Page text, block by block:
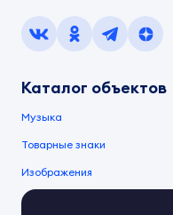
Каталог объектов
Музыка
Товарные знаки
Изображения
О компании